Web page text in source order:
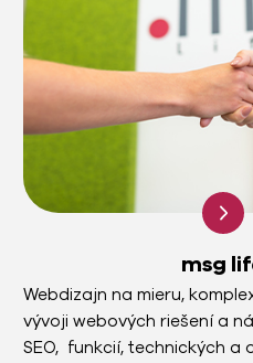
msg
Webdizajn na mieru,
vývoji webových riešení a
SEO, funkcií, technických a